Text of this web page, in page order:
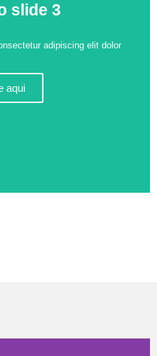
slide 3
adipiscing elit dolor
aqui